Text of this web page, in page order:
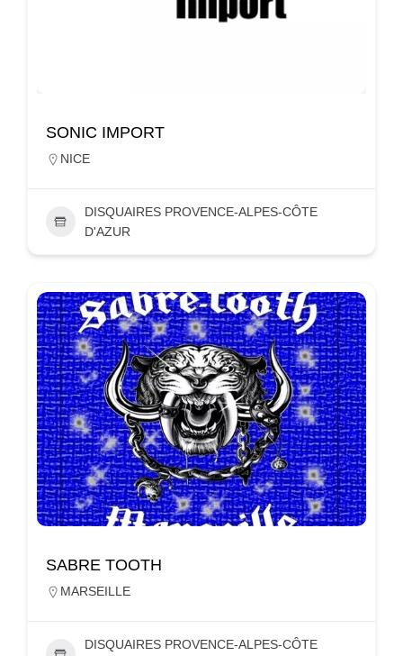
SONIC IMPORT
NICE
DISQUAIRES PROVENCE-ALPES-CÔTE
D'AZUR
SABRE TOOTH
MARSEILLE
DISQUAIRES PROVENCE-ALPES-CÔTE